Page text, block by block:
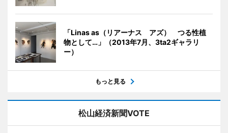
「Linas as（リアーナス アズ） つる性植
物として…」（2013年7月、3ta2ギャラリ
ー）
もっと見る
松山経済新聞VOTE